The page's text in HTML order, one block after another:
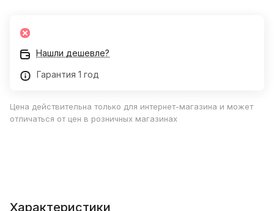
Нашли дешевле?
Гарантия 1 год
Цена действительна только для интернет-магазина и может
отличаться от цен в розничных магазинах
Характеристики